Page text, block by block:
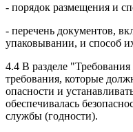
- порядок размещения и
- перечень документов,
упаковывании, и способ
4.4 В разделе
требования, которые
опасности и
обеспечивалась
службы (годности).